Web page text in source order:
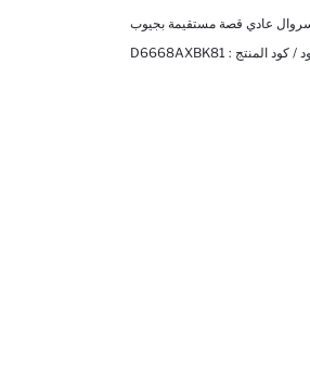
عادي قصة مستقيمة بجيوب
/ كود المنتج : D6668AXBK81